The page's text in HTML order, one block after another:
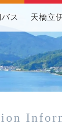
ス 天橋立